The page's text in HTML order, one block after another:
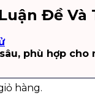
hàng.
Đề Và
phù hợp